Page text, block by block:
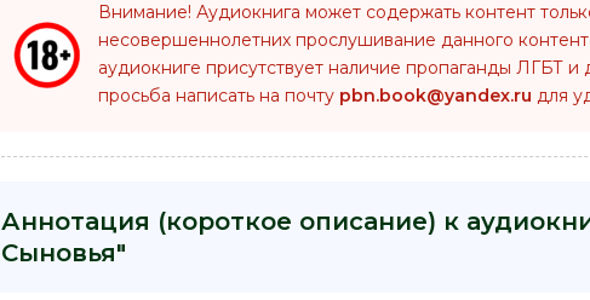
Внимание! Аудиокнига может содержать контент
несовершеннолетних прослушивание данного
аудиокниге присутствует наличие пропаганды ЛГБТ и
просьба написать на почту pbn.book@yandex.ru для
Аннотация (короткое описание) к
Сыновья"